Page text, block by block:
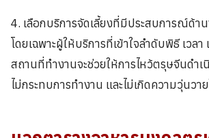
4. เลือกบริการจัดเลี้ยงที่มีประสบการณ์ด้า
โดยเฉพาะผู้ให้บริการที่เข้าใจลำดับพิธี เวล
สถานที่ทำงานจะช่วยให้การไหว้ตรุษจีนดำเ
ไม่กระทบการทำงาน และไม่เกิดความวุ่นว